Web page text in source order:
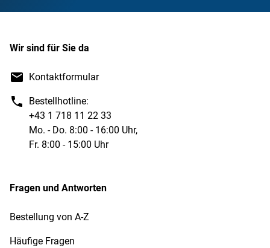
Wir sind für Sie da
Kontaktformular
Bestellhotline:
+43 1 718 11 22 33
Mo. - Do. 8:00 - 16:00 Uhr,
Fr. 8:00 - 15:00 Uhr
Fragen und Antworten
Bestellung von A-Z
Häufige Fragen